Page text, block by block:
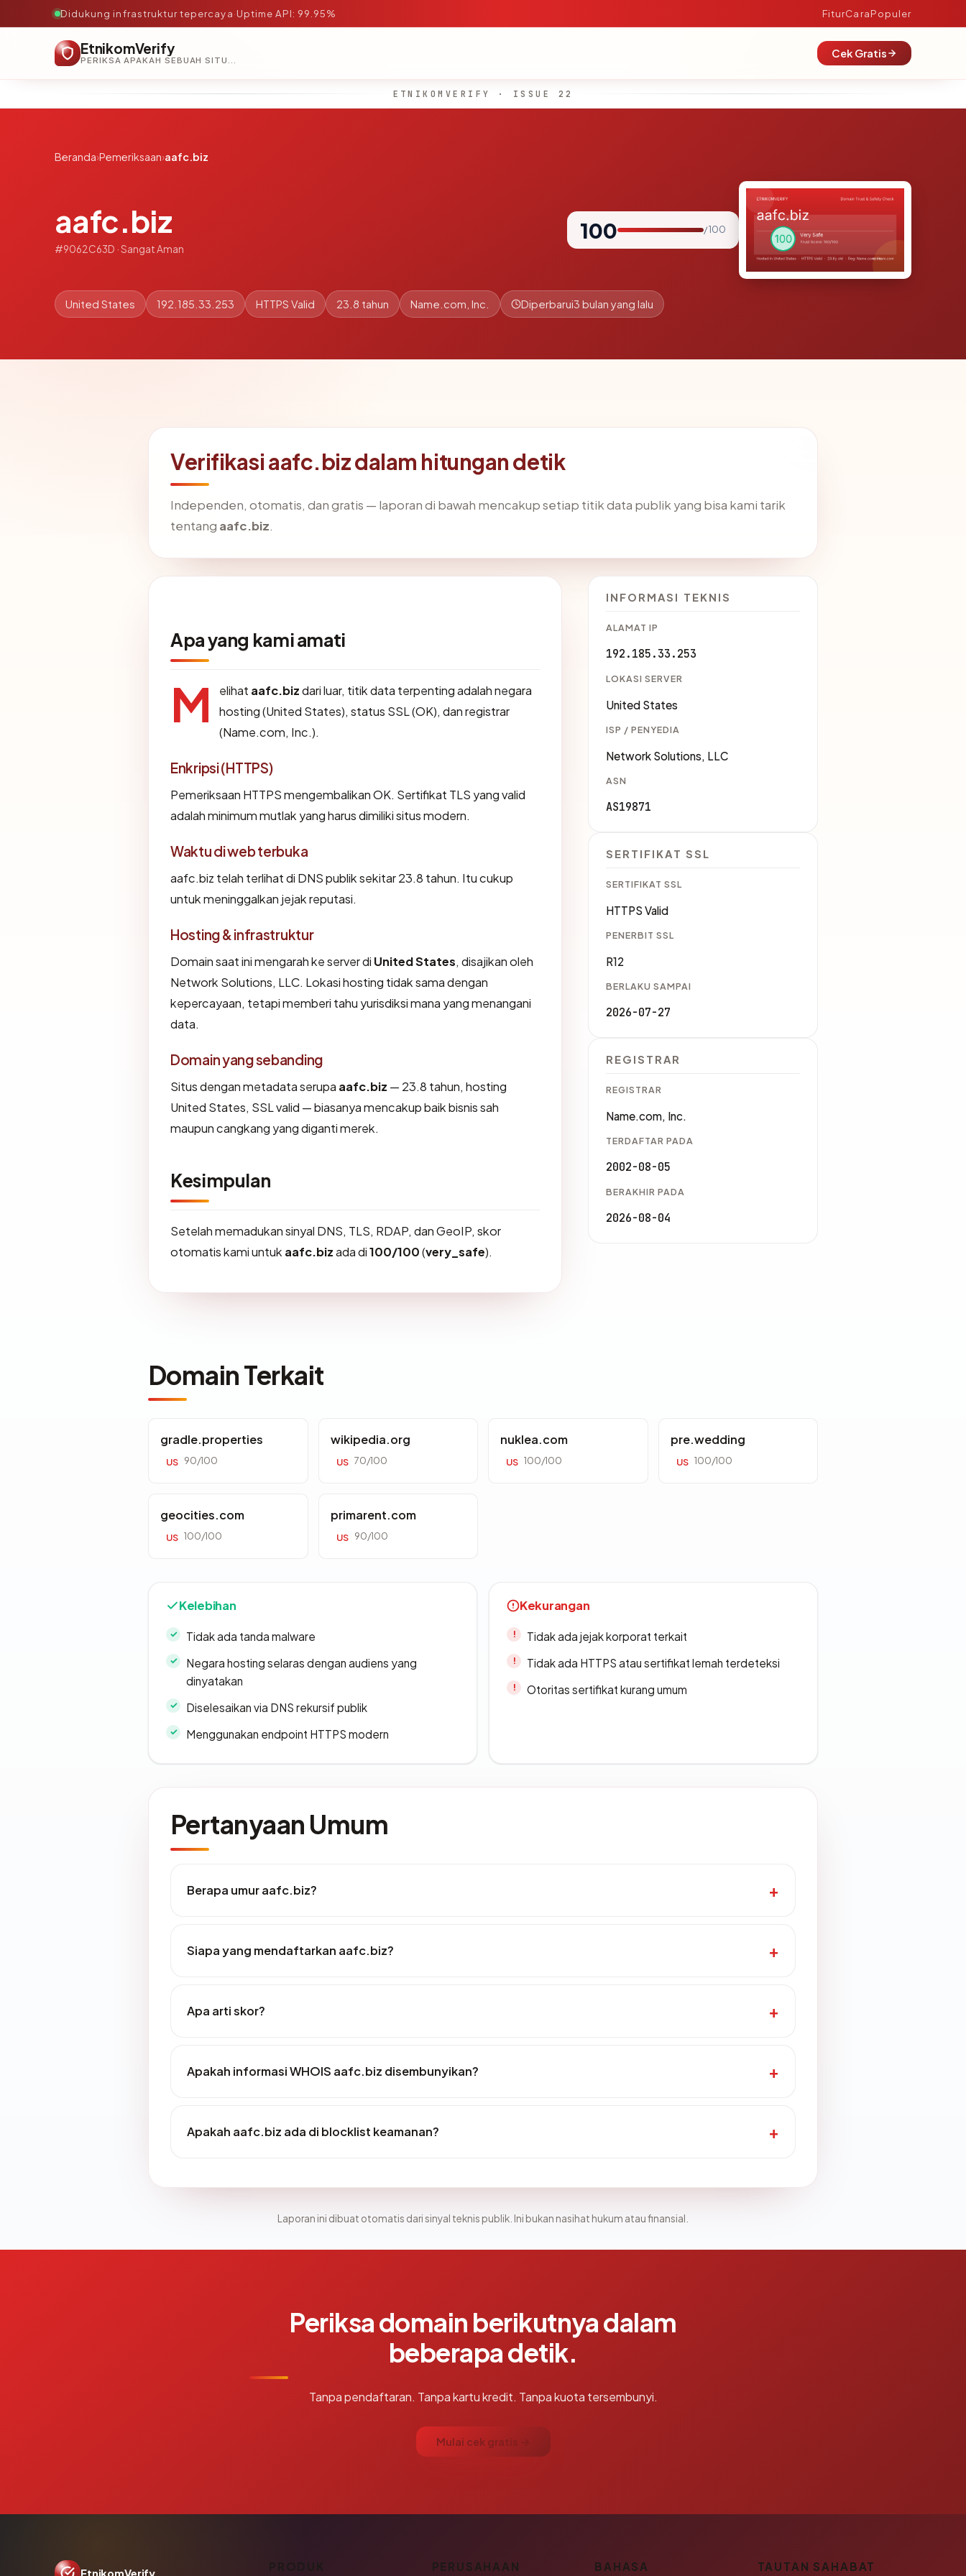
Didukung infrastruktur tepercaya·Uptime API: 99.95% FiturCaraPopuler
EtnikomVerify
PERIKSA APAKAH SEBUAH SITUS AMAN, TEPERCAYA, DAN TERVERIFIKASI DALAM HITUNGAN DETIK.
Cek Gratis
ETNIKOMVERIFY · ISSUE 22
Beranda›Pemeriksaan›aafc.biz
aafc.biz
#9062C63D · Sangat Aman
100 / 100
United States 192.185.33.253 HTTPS Valid 23.8 tahun Name.com, Inc. Diperbarui3 bulan yang lalu
Verifikasi aafc.biz dalam hitungan detik
Independen, otomatis, dan gratis — laporan di bawah mencakup setiap titik data publik yang bisa kami tarik
tentang aafc.biz.
Apa yang kami amati
M elihat aafc.bizdari luar, titik data terpenting adalah negara
hosting (United States), status SSL (OK), dan registrar
(Name.com, Inc.).
Enkripsi (HTTPS)
Pemeriksaan HTTPS mengembalikan OK. Sertifikat TLS yang valid
adalah minimum mutlak yang harus dimiliki situs modern.
Waktu di web terbuka
aafc.biz telah terlihat di DNS publik sekitar 23.8 tahun. Itu cukup
untuk meninggalkan jejak reputasi.
Hosting & infrastruktur
Domain saat ini mengarah ke server di United States, disajikan oleh
Network Solutions, LLC. Lokasi hosting tidak sama dengan
kepercayaan, tetapi memberi tahu yurisdiksi mana yang menangani
data.
Domain yang sebanding
Situs dengan metadata serupa aafc.biz — 23.8 tahun, hosting
United States, SSL valid — biasanya mencakup baik bisnis sah
maupun cangkang yang diganti merek.
Kesimpulan
Setelah memadukan sinyal DNS, TLS, RDAP, dan GeoIP, skor
otomatis kami untuk aafc.bizada di100/100(very_safe).
INFORMASI TEKNIS
ALAMAT IP
192.185.33.253
LOKASI SERVER
United States
ISP / PENYEDIA
Network Solutions, LLC
ASN
AS19871
SERTIFIKAT SSL
SERTIFIKAT SSL
HTTPS Valid
PENERBIT SSL
R12
BERLAKU SAMPAI
2026-07-27
REGISTRAR
REGISTRAR
Name.com, Inc.
TERDAFTAR PADA
2002-08-05
BERAKHIR PADA
2026-08-04
Domain Terkait
gradle.properties
US 90/100
wikipedia.org
US 70/100
nuklea.com
US 100/100
pre.wedding
US 100/100
geocities.com
US 100/100
primarent.com
US 90/100
Kelebihan
Tidak ada tanda malware
Negara hosting selaras dengan audiens yang
dinyatakan
Diselesaikan via DNS rekursif publik
Menggunakan endpoint HTTPS modern
Kekurangan
Tidak ada jejak korporat terkait
Tidak ada HTTPS atau sertifikat lemah terdeteksi
Otoritas sertifikat kurang umum
Pertanyaan Umum
Berapa umur aafc.biz?
Siapa yang mendaftarkan aafc.biz?
Apa arti skor?
Apakah informasi WHOIS aafc.biz disembunyikan?
Apakah aafc.biz ada di blocklist keamanan?
Laporan ini dibuat otomatis dari sinyal teknis publik. Ini bukan nasihat hukum atau finansial.
Periksa domain berikutnya dalam
beberapa detik.
Tanpa pendaftaran. Tanpa kartu kredit. Tanpa kuota tersembunyi.
Mulai cek gratis →
EtnikomVerify PRODUK PERUSAHAAN BAHASA TAUTAN SAHABAT